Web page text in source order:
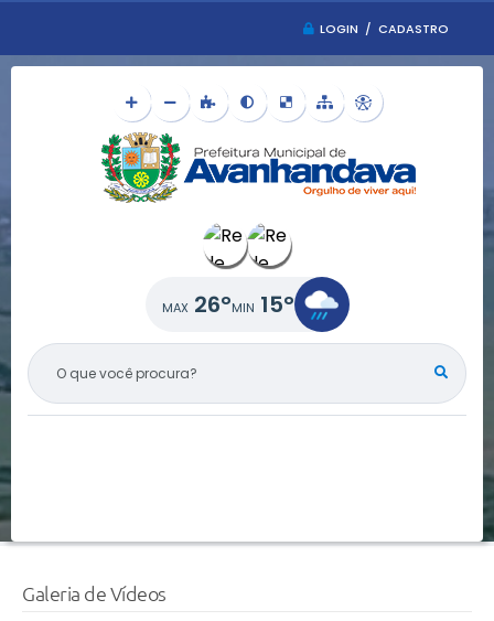
LOGIN / CADASTRO
O QUE VOCÊ PROCURA?
26° 15°
Galeria de Vídeos